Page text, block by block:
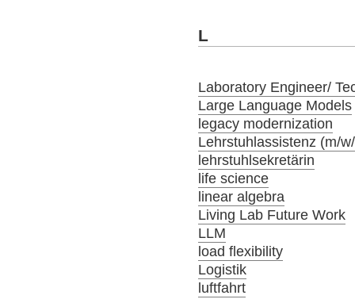
L
Laboratory Engineer/
Large Language Models
legacy modernization
Lehrstuhlassistenz (m/
lehrstuhlsekretärin
life science
linear algebra
Living Lab Future Work
LLM
load flexibility
Logistik
luftfahrt